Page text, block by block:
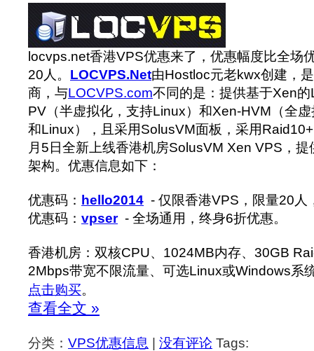
locvps.net香港VPS优惠来了，优惠幅度比全场
20人。 LOCVPS.Net由Hostloc元老kwx创建，
商，与LOCVPS.com不同的是：提供基于Xen
PV（半虚拟化，支持Linux）和Xen-HVM（全
和Linux），
且采用SolusVM面板，采用
月5日全新上线香港机房SolusVM Xen VPS，
架构。优惠信息如下：
优惠码： hello2014 - 仅限香港VPS，限量20人
优惠码： vpser- 全场通用，终身6折优惠。
香港机房：双核CPU、1024MB内存、30GB
2Mbps带宽不限流量、可选Linux或Windows系
点击购买。
查看全文 »
分类： VPS优惠信息 | 没有评论 Tags: